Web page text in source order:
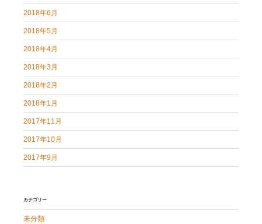
2018年6月
2018年5月
2018年4月
2018年3月
2018年2月
2018年1月
2017年11月
2017年10月
2017年9月
カテゴリー
未分類